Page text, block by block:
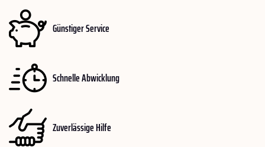
Günstiger Service
Schnelle Abwicklung
Zuverlässige Hilfe